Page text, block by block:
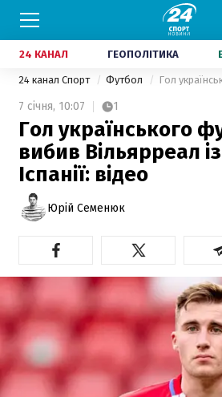
24 КАНАЛ ГЕОПОЛІТИКА
24 канал Спорт Футбол
7 січня, 10:07 1
Гол українського
вибив Вільярреал
Іспанії: відео
Юрій Семенюк